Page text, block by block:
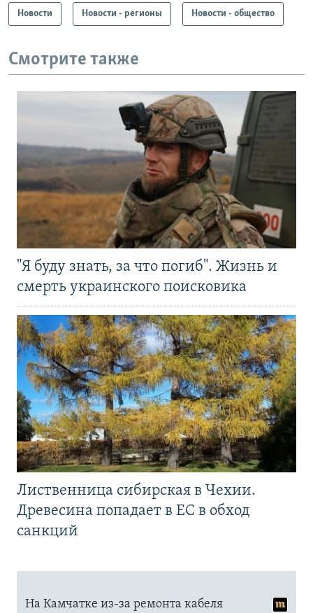
Новости Новости - регионы Новости - общество
Смотрите также
"Я буду знать, за что погиб". Жизнь и
смерть украинского поисковика
Лиственница сибирская в Чехии.
Древесина попадает в ЕС в обход
санкций